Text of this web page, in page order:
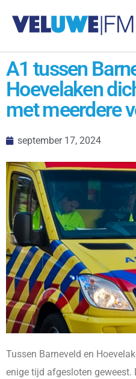
A1 tussen
Hoevelaken
met meerdere
september 17, 2024
Tussen Barneveld en
enige tijd afgesloten geweest.